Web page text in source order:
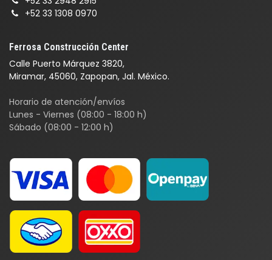
Ferrosa Construcción Center
Calle Puerto Márquez 3820,
Miramar, 45060, Zapopan, Jal. México.
Horario de atención/envíos
Lunes - Viernes (08:00 - 18:00 h)
Sábado (08:00 - 12:00 h)
+52 33 1308 0970